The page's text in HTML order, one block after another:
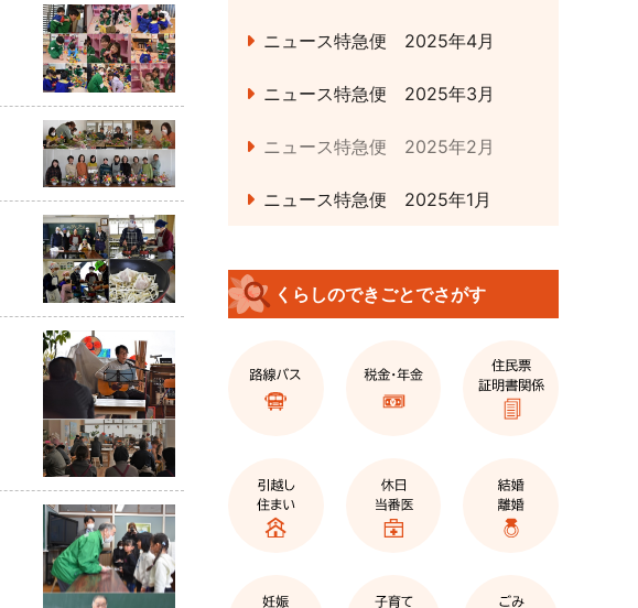
ニュース特急便 2025年4月
ニュース特急便 2025年3月
ニュース特急便 2025年2月
ニュース特急便 2025年1月
くらしのできごとでさがす